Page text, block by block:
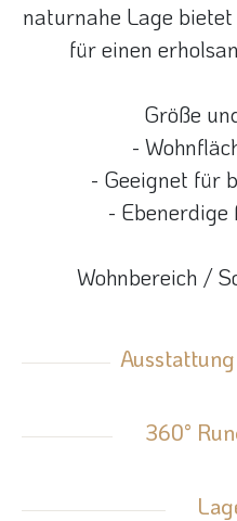
naturnahe Lage
für einen
Größe
-
- Geeignet für
- Ebenerdige
Wohnbereich /
360°